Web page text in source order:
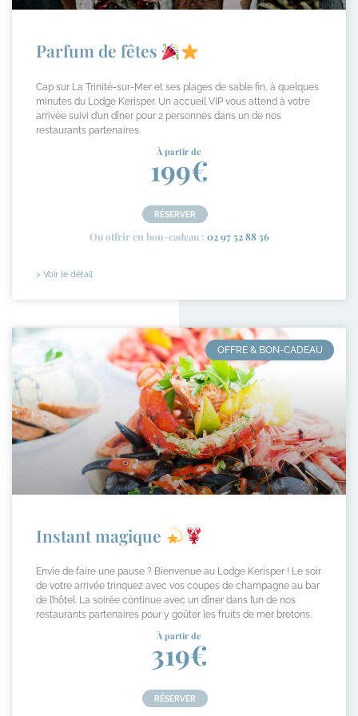
Parfum de fêtes
Cap sur La Trinité-sur-Mer et ses plages de sable fin, à quelques
minutes du Lodge Kerisper. Un accueil VIP vous attend à votre
arrivée suivi d’un dîner pour 2 personnes dans un de nos
restaurants partenaires.
À partir de
199€
RÉSERVER
Ou offrir en bon-cadeau : 02 97 52 88 56
> Voir le détail
OFFRE & BON-CADEAU
Instant magique
Envie de faire une pause ? Bienvenue au Lodge Kerisper ! Le soir
de votre arrivée trinquez avec vos coupes de champagne au bar
de l’hôtel. La soirée continue avec un dîner dans l’un de nos
restaurants partenaires pour y goûter les fruits de mer bretons.
À partir de
319€
RÉSERVER